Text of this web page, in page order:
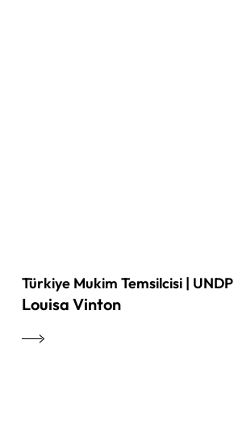
Türkiye Mukim Temsilcisi | UNDP
Louisa Vinton